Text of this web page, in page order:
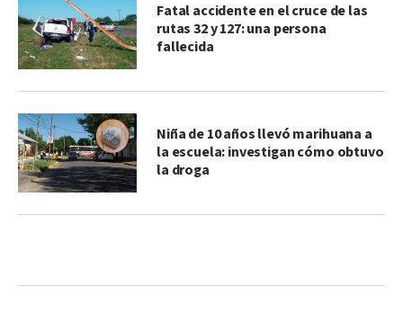
Fatal accidente en el cruce de las
rutas 32 y 127: una persona
fallecida
Niña de 10 años llevó marihuana a
la escuela: investigan cómo obtuvo
la droga